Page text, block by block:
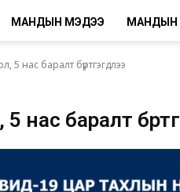
МАНДЫН МЭДЭЭ МАНДЫН
5 нас баралт бүртгэгдлээ
нас баралт